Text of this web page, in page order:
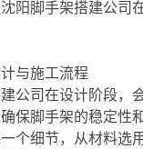
阳脚手架搭建公司
与施工流程
公司在设计阶段，
保脚手架的稳定性
个细节，从材料选